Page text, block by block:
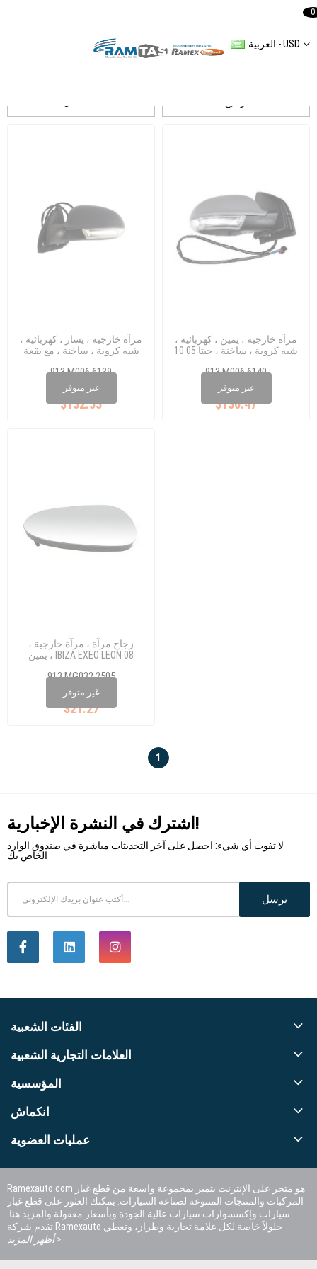
العربية - USD
0
غير متوفر
مرآة خارجية ، يسار ، كهربائية ،
شبه كروية ، ساخنة ، مع بقعة
913 M006 6139
$132.53
1K0 857 537 غير متوفر
مرآة خارجية ، يمين ، كهربائية ،
شبه كروية ، ساخنة ، جيتا 05 10
913 M006 6140
$136.47
1K0 857 538
غير متوفر
زجاج مرآة ، مرآة خارجية ،
يمين ، IBIZA EXEO LEON 08
913 MG032 2505
$21.27
1
اشترك في النشرة الإخبارية!
لا تفوت أي شيء: احصل على آخر التحديثات مباشرة في صندوق الوارد
الخاص بك
يرسل
الفئات الشعبية
العلامات التجارية الشعبية
المؤسسية
انكماش
عمليات العضوية
Ramexauto.com هو متجر على الإنترنت يتميز بمجموعة واسعة من قطع غيار
المركبات والمنتجات المتنوعة لصناعة السيارات. يمكنك العثور على قطع غيار
سيارات وإكسسوارات سيارات عالية الجودة وبأسعار معقولة والمزيد هنا.
تقدم شركة Ramexauto حلولاً خاصة لكل علامة تجارية وطراز، وتعطي
أظهر المزيد >